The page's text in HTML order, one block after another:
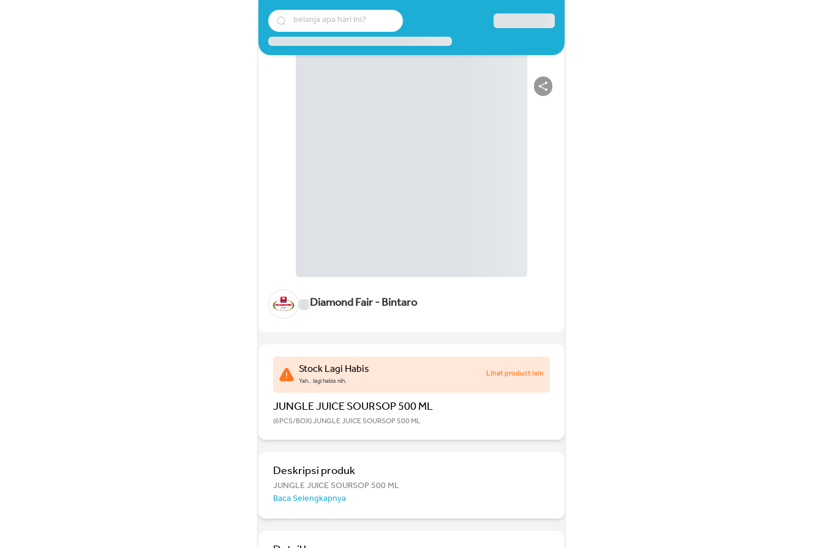
belanja apa hari ini?
Diamond Fair - Bintaro
Stock Lagi Habis
Yah.. lagi habis nih.
Lihat product lain
JUNGLE JUICE SOURSOP 500 ML
(6PCS/BOX) JUNGLE JUICE SOURSOP 500 ML
Deskripsi produk
JUNGLE JUICE SOURSOP 500 ML
Baca Selengkapnya